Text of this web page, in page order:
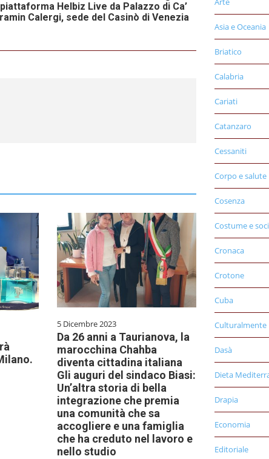
Helbiz Live da Palazzo di Ca’
Calergi, sede del Casinò di Venezia
5 Dicembre 2023
Da 26 anni a Taurianova, la
marocchina Chahba
diventa cittadina italiana
Gli auguri del sindaco Biasi:
Un’altra storia di bella
integrazione che premia
una comunità che sa
accogliere e una famiglia
che ha creduto nel lavoro e
nello studio
Asia e Oceania
Briatico
Calabria
Cariati
Catanzaro
Cessaniti
Corpo e salute
Cosenza
Costume e
Cronaca
Crotone
Cuba
Culturalmente
Dasà
Dieta
Drapia
Economia
Editoriale